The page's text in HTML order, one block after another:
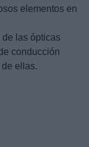
elementos en
las ópticas
conducción
ellas.